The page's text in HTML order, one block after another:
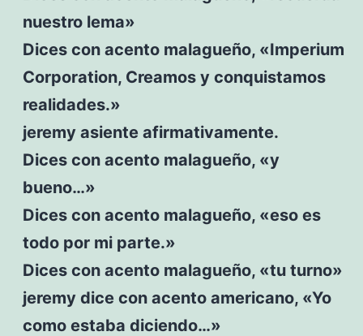
nuestro lema»
Dices con acento malagueño, «Imperium
Corporation, Creamos y conquistamos
realidades.»
jeremy asiente afirmativamente.
Dices con acento malagueño, «y
bueno…»
Dices con acento malagueño, «eso es
todo por mi parte.»
Dices con acento malagueño, «tu turno»
jeremy dice con acento americano, «Yo
como estaba diciendo…»